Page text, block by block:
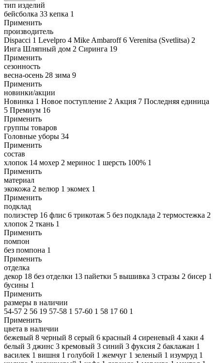
тип изделий
бейсболка 33 кепка 1
Применить
производитель
Dispacci 1 Levelpro 4 Mike Ambaroff 6 Verenitsa (Svetlitsa) 2
Инга Шляпный дом 2 Сиринга 19
Применить
сезонность
весна-осень 28 зима 9
Применить
новинки/акции
Новинка 1 Новое поступление 2 Акция 7 Последняя единица
5 Премиум 16
Применить
группы товаров
Головные уборы 34
Применить
состав
хлопок 14 мохер 2 меринос 1 шерсть 100% 1
Применить
материал
экокожа 2 велюр 1 экомех 1
Применить
подклад
полиэстер 16 флис 6 трикотаж 5 без подклада 2 термостежка 2
хлопок 2 ткань 1
Применить
помпон
без помпона 1
Применить
отделка
декор 18 без отделки 13 пайетки 5 вышивка 3 стразы 2 бисер 1
бусины 1
Применить
размеры в наличии
54-57 2 56 19 57-58 1 57-60 1 58 17 60 1
Применить
цвета в наличии
бежевый 8 черный 8 серый 6 красный 4 сиреневый 4 хаки 4
белый 3 джинс 3 кремовый 3 синий 3 фуксия 2 баклажан 1
василек 1 вишня 1 голубой 1 жемчуг 1 зеленый 1 изумруд 1